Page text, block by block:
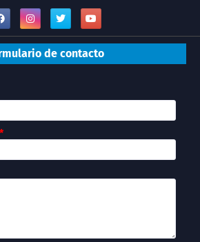
de contacto
*